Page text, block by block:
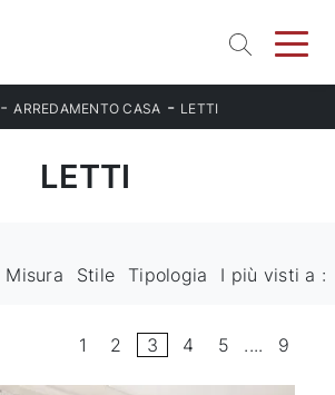
-ARREDAMENTO CASA - LETTI
LETTI
Misura Stile Tipologia I più visti a :
1 2 3 4 5 .... 9